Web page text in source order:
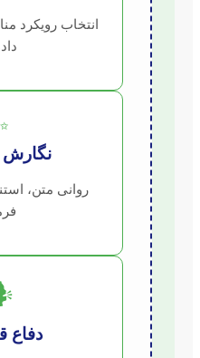
انتخاب رویکرد
نگارش
روانی متن،
دفاع